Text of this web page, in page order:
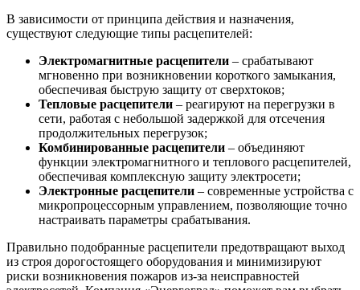
В зависимости от принципа действия и назначения,
существуют следующие типы расцепителей:
Электромагнитные расцепители – срабатывают
мгновенно при возникновении короткого замыкания,
обеспечивая быструю защиту от сверхтоков;
Тепловые расцепители – реагируют на перегрузки в
сети, работая с небольшой задержкой для отсечения
продолжительных перегрузок;
Комбинированные расцепители – объединяют
функции электромагнитного и теплового расцепителей,
обеспечивая комплексную защиту электросети;
Электронные расцепители – современные устройства с
микропроцессорным управлением, позволяющие точно
настраивать параметры срабатывания.
Правильно подобранные расцепители предотвращают выход
из строя дорогостоящего оборудования и минимизируют
риски возникновения пожаров из-за неисправностей